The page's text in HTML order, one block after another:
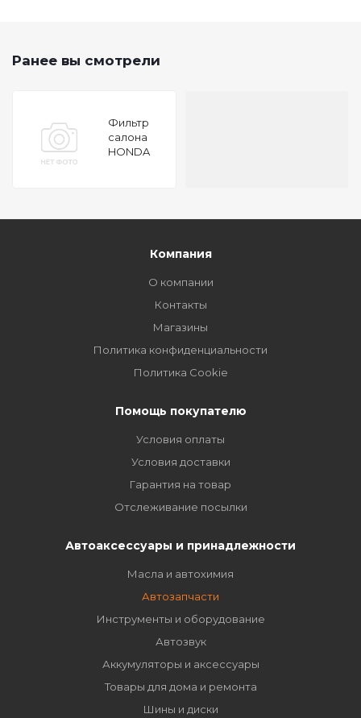
Ранее вы смотрели
Фильтр
салона
HONDA
Компания
О компании
Контакты
Магазины
Политика конфиденциальности
Политика Cookie
Помощь покупателю
Условия оплаты
Условия доставки
Гарантия на товар
Отслеживание посылки
Автоаксессуары и принадлежности
Масла и автохимия
Автозапчасти
Инструменты и оборудование
Автозвук
Аккумуляторы и аксессуары
Товары для дома и ремонта
Шины и диски